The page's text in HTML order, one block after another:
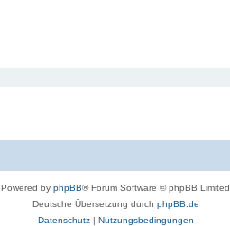
Powered by phpBB® Forum Software © phpBB Limited
Deutsche Übersetzung durch phpBB.de
Datenschutz| Nutzungsbedingungen